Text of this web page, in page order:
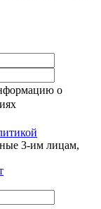
о
3-им лицам,